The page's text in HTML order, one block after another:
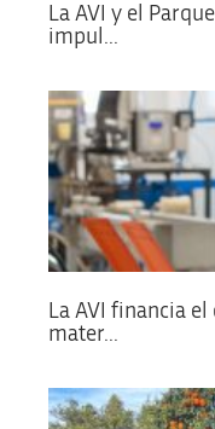
La AVI y el
impul...
La AVI financia
mater...